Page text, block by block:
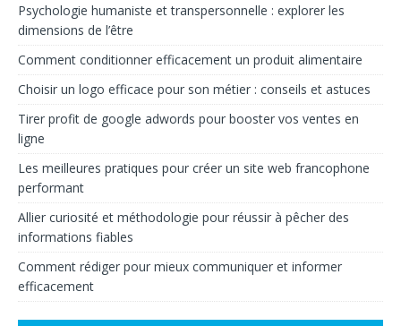
Psychologie humaniste et transpersonnelle : explorer les
dimensions de l’être
Comment conditionner efficacement un produit alimentaire
Choisir un logo efficace pour son métier : conseils et astuces
Tirer profit de google adwords pour booster vos ventes en
ligne
Les meilleures pratiques pour créer un site web francophone
performant
Allier curiosité et méthodologie pour réussir à pêcher des
informations fiables
Comment rédiger pour mieux communiquer et informer
efficacement